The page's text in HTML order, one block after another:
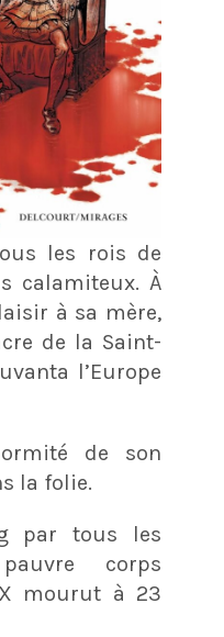
les rois de
calamiteux. À
à sa mère,
de la Saint-
l’Europe
de son
la folie.
par tous les
corps
mourut à 23